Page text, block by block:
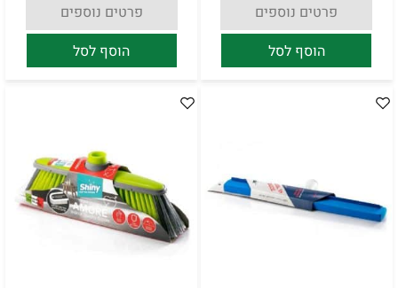
פרטים נוספים
הוסף לסל
פרטים נוספים
הוסף לסל